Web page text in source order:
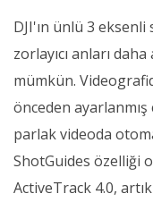
DJI'ın ünlü 3
zorlayıcı anları
mümkün.
önceden
parlak videoda
ShotGuides özelliği
ActiveTrack 4.0,